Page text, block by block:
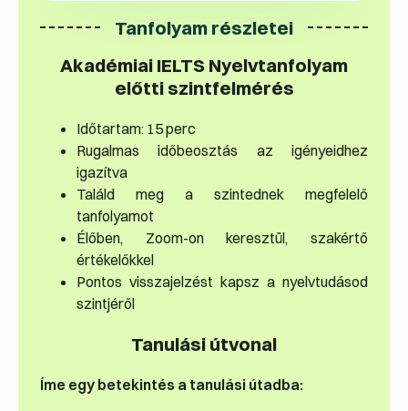
Tanfolyam részletei
Akadémiai IELTS Nyelvtanfolyam
előtti szintfelmérés
Időtartam: 15 perc
Rugalmas időbeosztás az igényeidhez
igazítva
Találd meg a szintednek megfelelő
tanfolyamot
Élőben, Zoom-on keresztül, szakértő
értékelőkkel
Pontos visszajelzést kapsz a nyelvtudásod
szintjéről
Tanulási útvonal
Íme egy betekintés a tanulási útadba: